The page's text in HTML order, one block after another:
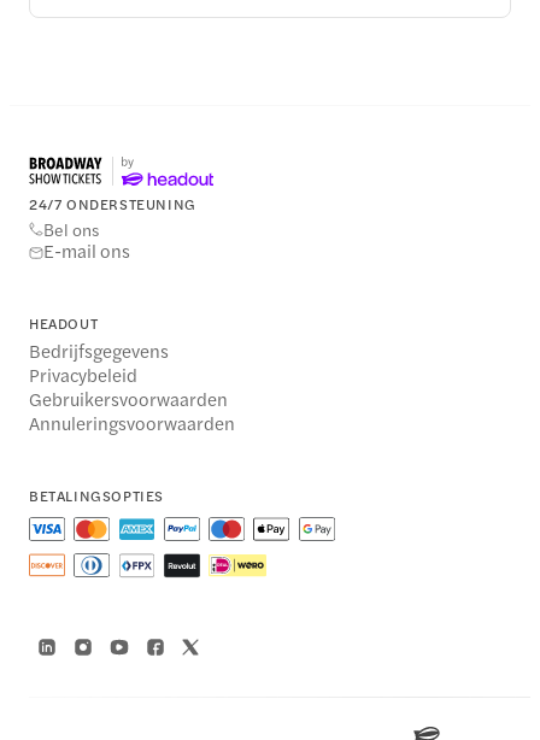
24/7 ONDERSTEUNING
Bel ons
E-mail ons
HEADOUT
Bedrijfsgegevens
Privacybeleid
Gebruikersvoorwaarden
Annuleringsvoorwaarden
BETALINGSOPTIES